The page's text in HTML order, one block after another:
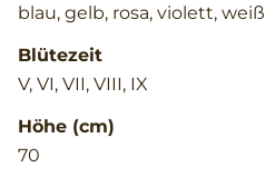
blau, gelb, rosa, violett, weiß
Blütezeit
V, VI, VII, VIII, IX
Höhe (cm)
70